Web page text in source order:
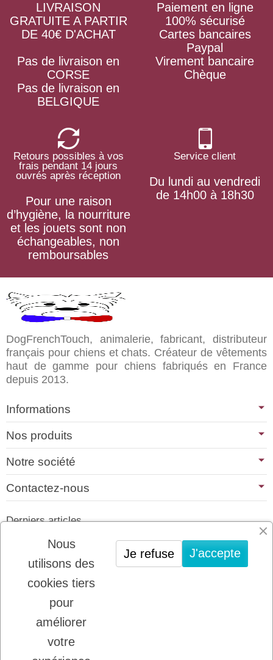
LIVRAISON
GRATUITE A PARTIR
DE 40€ D'ACHAT
Pas de livraison en
CORSE
Pas de livraison en
BELGIQUE
Paiement en ligne
100% sécurisé
Cartes bancaires
Paypal
Virement bancaire
Chèque
Retours possibles à vos
frais pendant 14 jours
ouvrés après réception
Pour une raison
d’hygiène, la nourriture
et les jouets sont non
échangeables, non
remboursables
Service client
Du lundi au vendredi
de 14h00 à 18h30
DogFrenchTouch, animalerie, fabricant, distributeur
français pour chiens et chats. Créateur de vêtements
haut de gamme pour chiens fabriqués en France
depuis 2013.
Informations
Nos produits
Notre société
Contactez-nous
Derniers articles
01/07/2026
PLATINUM : LE MEILLEUR DE LA
VIANDE POUR CHIENS ET CHATS
22/08/2025
LADYBEL : DES SOINS FRANCAIS DE
GRANDE QUALITE
Nous
utilisons des
cookies tiers
pour
améliorer
votre
J'accepte
Je refuse